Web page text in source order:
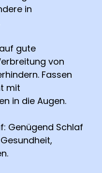
in
gute
von
Fassen
mit
in die Augen.
Genügend Schlaf